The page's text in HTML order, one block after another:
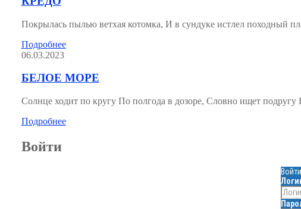
Покрылась пылью ветхая котомка, И в сундуке истлел походный
Подробнее
06.03.2023
БЕЛОЕ МОРЕ
Солнце ходит по кругу По полгода в дозоре, Словно ищет
Подробнее
Войти